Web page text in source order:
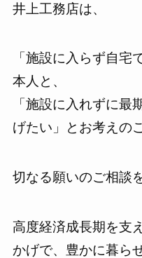
井上工務店は、
「施設に入らず自宅
本人と、
「施設に入れずに最
げたい」とお考えの
切なる願いのご相談
高度経済成長期を支
かげで、豊かに暮ら